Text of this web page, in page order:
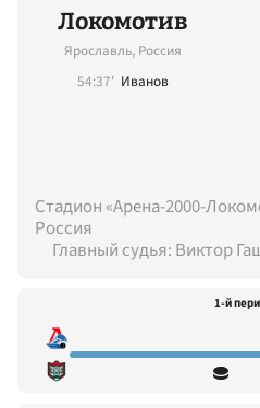
Локомотив
Ярославль, Россия
54:37' Иванов
Стадион «Арена-2000-
Россия
Главный судья: Виктор
1-й